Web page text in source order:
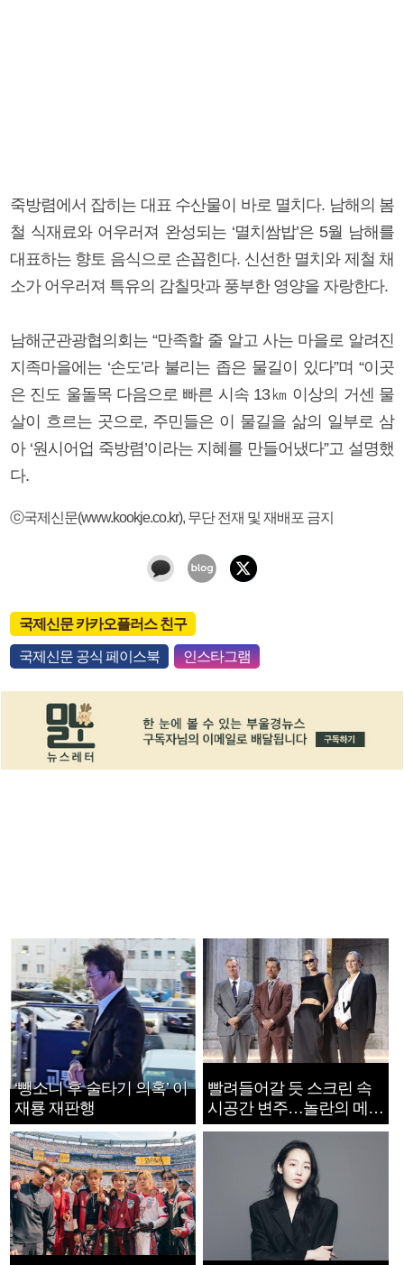
죽방렴에서 잡히는 대표 수산물이 바로 멸치다. 남해의 봄
철 식재료와 어우러져 완성되는 ‘멸치쌈밥’은 5월 남해를
대표하는 향토 음식으로 손꼽힌다. 신선한 멸치와 제철 채
소가 어우러져 특유의 감칠맛과 풍부한 영양을 자랑한다.
남해군관광협의회는 “만족할 줄 알고 사는 마을로 알려진
지족마을에는 ‘손도’라 불리는 좁은 물길이 있다”며 “이곳
은 진도 울돌목 다음으로 빠른 시속 13㎞ 이상의 거센 물
살이 흐르는 곳으로, 주민들은 이 물길을 삶의 일부로 삼
아 ‘원시어업 죽방렴’이라는 지혜를 만들어냈다”고 설명했
다.
ⓒ국제신문(www.kookje.co.kr), 무단 전재 및 재배포 금지
국제신문 카카오플러스 친구
국제신문 공식 페이스북 인스타그램
‘뺑소니 후 술타기 의혹’ 이
재룡 재판행
빨려들어갈 듯 스크린 속
시공간 변주…놀란의 메시
지는 ‘전쟁 속죄’